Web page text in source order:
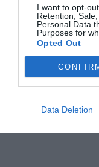
I want to opt-
Retention,
Personal Data
Purposes for
Opted Out
Data Deletion